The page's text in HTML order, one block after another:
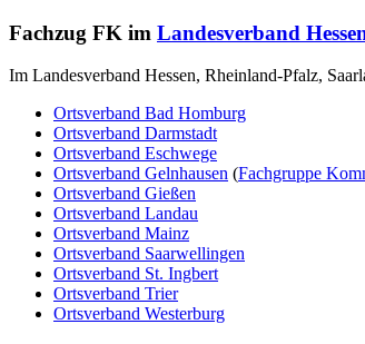
Fachzug FK im Landesverband
Im Landesverband Hessen, Rheinland-Pfalz,
Ortsverband Bad Homburg
Ortsverband Darmstadt
Ortsverband Eschwege
Ortsverband Gelnhausen (Fachgruppe
Ortsverband Gießen
Ortsverband Landau
Ortsverband Mainz
Ortsverband Saarwellingen
Ortsverband St. Ingbert
Ortsverband Trier
Ortsverband Westerburg